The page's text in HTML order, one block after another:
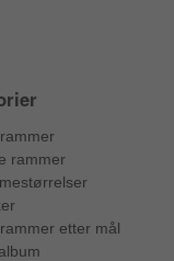
rammer
etter mål